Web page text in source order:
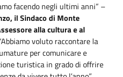
facendo negli ultimi anni” –
il Sindaco di Monte
alla cultura e al
voluto raccontare la
per comunicare e
turistica in grado di offrire